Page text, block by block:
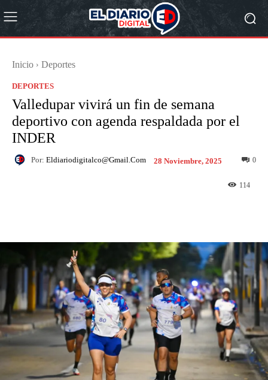
Inicio Deportes
DEPORTES
Valledupar vivirá un fin de semana
deportivo con agenda respaldada por el
INDER
Por: Eldiariodigitalco@gmail.com 28 Noviembre, 2025 0
114